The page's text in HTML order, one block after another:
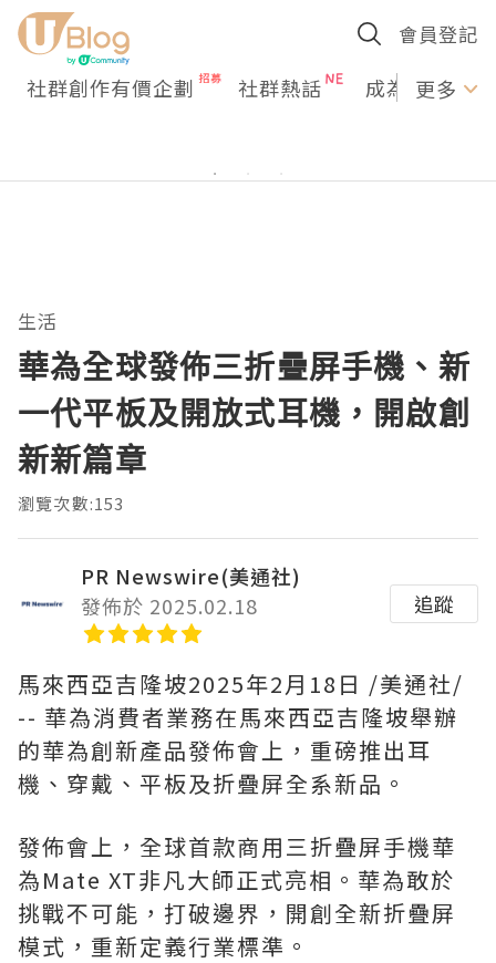
會員登記
社群創作有價企劃 社群熱話 成為U更多
生活
華為全球發佈三折疊屏手機、新
一代平板及開放式耳機，開啟創
新新篇章
瀏覽次數:153
PR Newswire(美通社)
發佈於 2025.02.18
追蹤
馬來西亞吉隆坡2025年2月18日 /美通社/
-- 華為消費者業務在馬來西亞吉隆坡舉辦
的華為創新產品發佈會上，重磅推出耳
機、穿戴、平板及折疊屏全系新品。
發佈會上，全球首款商用三折疊屏手機華
為Mate XT非凡大師正式亮相。華為敢於
挑戰不可能，打破邊界，開創全新折疊屏
模式，重新定義行業標準。